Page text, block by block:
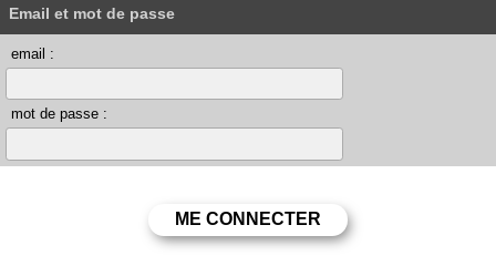
Email et mot de passe
email :
mot de passe :